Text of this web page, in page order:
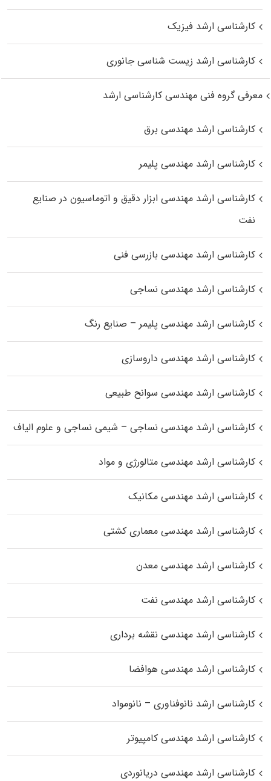
کارشناسی ارشد فیزیک
کارشناسی ارشد زیست‌ شناسی جانوری
معرفی گروه فنی مهندسی کارشناسی ارشد
کارشناسی ارشد مهندسی برق
کارشناسی ارشد مهندسی پلیمر
کارشناسی ارشد مهندسی ابزار دقیق و اتوماسیون در صنایع
نفت
کارشناسی ارشد مهندسی بازرسی فنی
کارشناسی ارشد مهندسی نساجی
کارشناسی ارشد مهندسی پلیمر – صنایع رنگ
کارشناسی ارشد مهندسی داروسازی
کارشناسی ارشد مهندسی سوانح طبیعی
کارشناسی ارشد مهندسی نساجی – شیمی نساجی و علوم الیاف
کارشناسی ارشد مهندسی متالورژی و مواد
کارشناسی ارشد مهندسی مکانیک
کارشناسی ارشد مهندسی معماری کشتی
کارشناسی ارشد مهندسی معدن
کارشناسی ارشد مهندسی نفت
کارشناسی ارشد مهندسی نقشه برداری
کارشناسی ارشد مهندسی هوافضا
کارشناسی ارشد نانوفناوری – نانومواد
کارشناسی ارشد مهندسی کامپیوتر
کارشناسی ارشد مهندسی دریانوردی